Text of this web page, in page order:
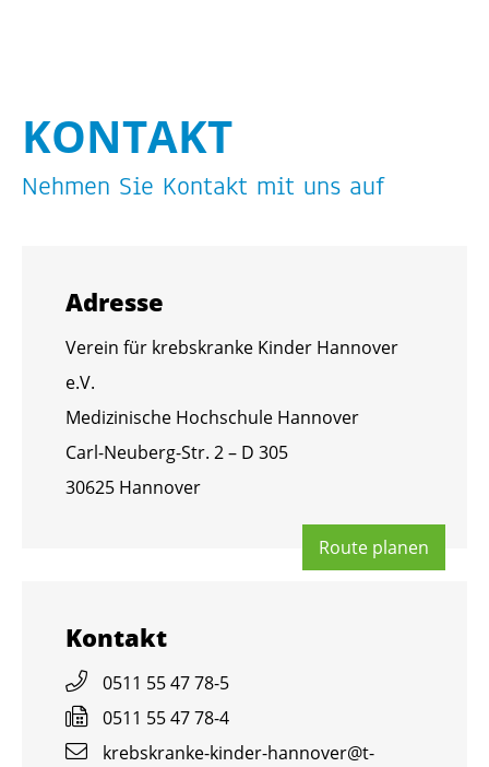
KON­TAKT
Neh­men Sie Kon­takt mit uns auf
Adres­se
Ver­ein für krebs­kran­ke Kin­der Han­no­ver
e.V.
Me­di­zi­ni­sche Hoch­schu­le Han­no­ver
Carl-Neu­berg-Str. 2 – D 305
30625 Han­no­ver
Route pla­nen
Kon­takt
0511 55 47 78-5
0511 55 47 78-4
krebs­kran­ke-kin­der-han­no­ver@​t-​